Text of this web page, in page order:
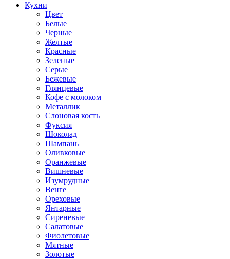
Кухни
Цвет
Белые
Черные
Желтые
Красные
Зеленые
Серые
Бежевые
Глянцевые
Кофе с молоком
Металлик
Слоновая кость
Фуксия
Шоколад
Шампань
Оливковые
Оранжевые
Вишневые
Изумрудные
Венге
Ореховые
Янтарные
Сиреневые
Салатовые
Фиолетовые
Мятные
Золотые